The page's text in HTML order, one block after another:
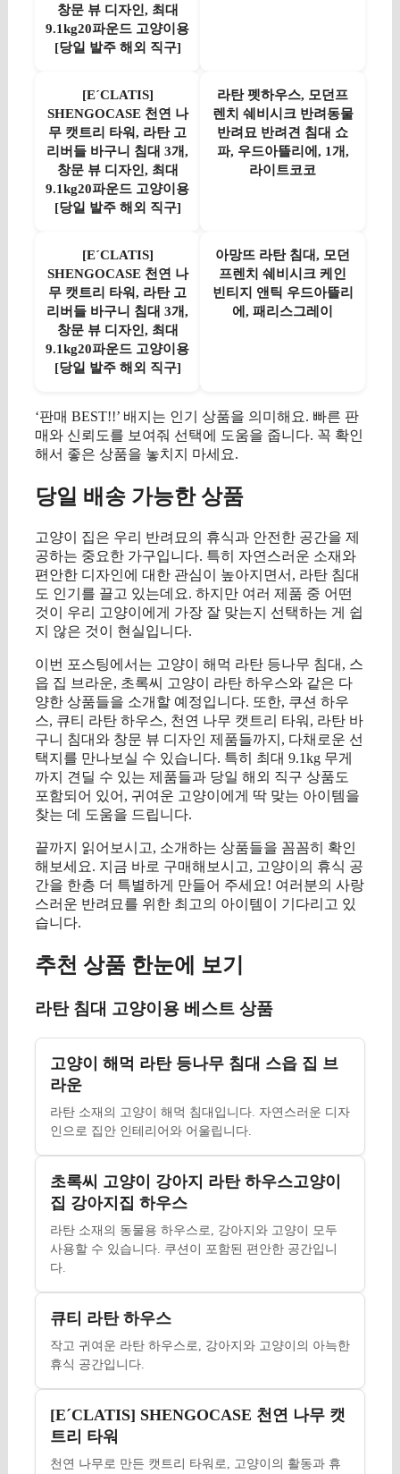
창문 뷰 디자인, 최대
9.1kg20파운드 고양이용
[당일 발주 해외 직구]
[EˊCLATIS]
SHENGOCASE 천연 나
무 캣트리 타워, 라탄 고
리버들 바구니 침대 3개,
창문 뷰 디자인, 최대
9.1kg20파운드 고양이용
[당일 발주 해외 직구]
라탄 펫하우스, 모던프
렌치 쉐비시크 반려동물
반려묘 반려견 침대 쇼
파, 우드아뜰리에, 1개,
라이트코코
[EˊCLATIS]
SHENGOCASE 천연 나
무 캣트리 타워, 라탄 고
리버들 바구니 침대 3개,
창문 뷰 디자인, 최대
9.1kg20파운드 고양이용
[당일 발주 해외 직구]
아망뜨 라탄 침대, 모던
프렌치 쉐비시크 케인
빈티지 앤틱 우드아뜰리
에, 패리스그레이
‘판매 BEST!!’ 배지는 인기 상품을 의미해요. 빠른 판
매와 신뢰도를 보여줘 선택에 도움을 줍니다. 꼭 확인
해서 좋은 상품을 놓치지 마세요.
당일 배송 가능한 상품
고양이 집은 우리 반려묘의 휴식과 안전한 공간을 제
공하는 중요한 가구입니다. 특히 자연스러운 소재와
편안한 디자인에 대한 관심이 높아지면서, 라탄 침대
도 인기를 끌고 있는데요. 하지만 여러 제품 중 어떤
것이 우리 고양이에게 가장 잘 맞는지 선택하는 게 쉽
지 않은 것이 현실입니다.
이번 포스팅에서는 고양이 해먹 라탄 등나무 침대, 스
읍 집 브라운, 초록씨 고양이 라탄 하우스와 같은 다
양한 상품들을 소개할 예정입니다. 또한, 쿠션 하우
스, 큐티 라탄 하우스, 천연 나무 캣트리 타워, 라탄 바
구니 침대와 창문 뷰 디자인 제품들까지, 다채로운 선
택지를 만나보실 수 있습니다. 특히 최대 9.1kg 무게
까지 견딜 수 있는 제품들과 당일 해외 직구 상품도
포함되어 있어, 귀여운 고양이에게 딱 맞는 아이템을
찾는 데 도움을 드립니다.
끝까지 읽어보시고, 소개하는 상품들을 꼼꼼히 확인
해보세요. 지금 바로 구매해보시고, 고양이의 휴식 공
간을 한층 더 특별하게 만들어 주세요! 여러분의 사랑
스러운 반려묘를 위한 최고의 아이템이 기다리고 있
습니다.
추천 상품 한눈에 보기
라탄 침대 고양이용 베스트 상품
고양이 해먹 라탄 등나무 침대 스읍 집 브
라운
라탄 소재의 고양이 해먹 침대입니다. 자연스러운 디자
인으로 집안 인테리어와 어울립니다.
초록씨 고양이 강아지 라탄 하우스고양이
집 강아지집 하우스
라탄 소재의 동물용 하우스로, 강아지와 고양이 모두
사용할 수 있습니다. 쿠션이 포함된 편안한 공간입니
다.
큐티 라탄 하우스
작고 귀여운 라탄 하우스로, 강아지와 고양이의 아늑한
휴식 공간입니다.
[EˊCLATIS] SHENGOCASE 천연 나무 캣
트리 타워
천연 나무로 만든 캣트리 타워로, 고양이의 활동과 휴